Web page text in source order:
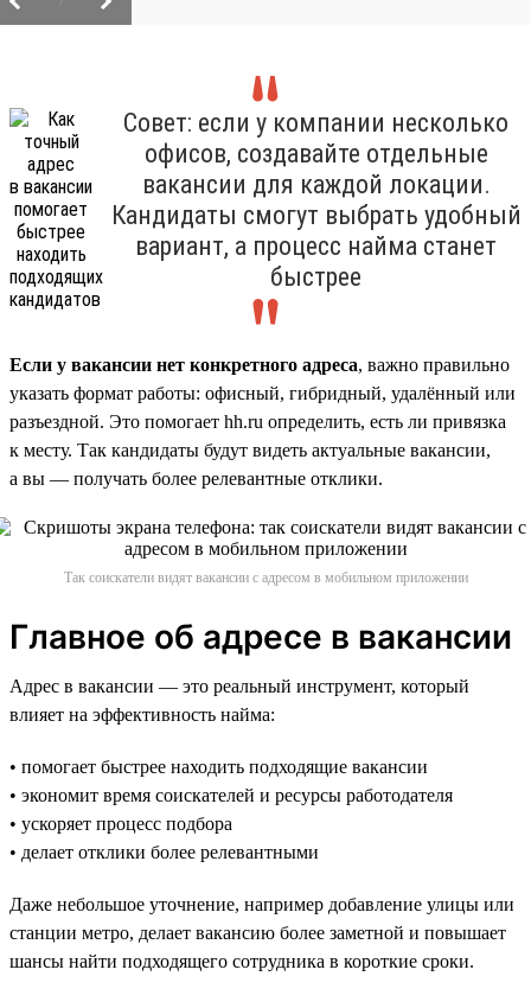
Совет: если у компании несколько
офисов, создавайте отдельные
вакансии для каждой локации.
Кандидаты смогут выбрать удобный
вариант, а процесс найма станет
быстрее
Если у вакансии нет конкретного адреса, важно правильно
указать формат работы: офисный, гибридный, удалённый или
разъездной. Это помогает hh.ru определить, есть ли привязка
к месту. Так кандидаты будут видеть актуальные вакансии,
а вы — получать более релевантные отклики.
Так соискатели видят вакансии с адресом в мобильном приложении
Главное об адресе в вакансии
Адрес в вакансии — это реальный инструмент, который
влияет на эффективность найма:
• помогает быстрее находить подходящие вакансии
• экономит время соискателей и ресурсы работодателя
• ускоряет процесс подбора
• делает отклики более релевантными
Даже небольшое уточнение, например добавление улицы или
станции метро, делает вакансию более заметной и повышает
шансы найти подходящего сотрудника в короткие сроки.